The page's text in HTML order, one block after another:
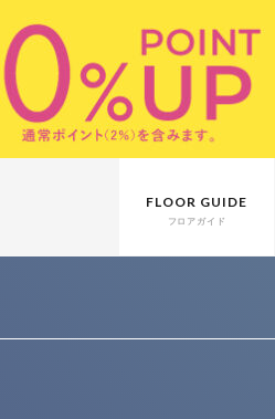
FLOOR GUIDE
フロアガイド